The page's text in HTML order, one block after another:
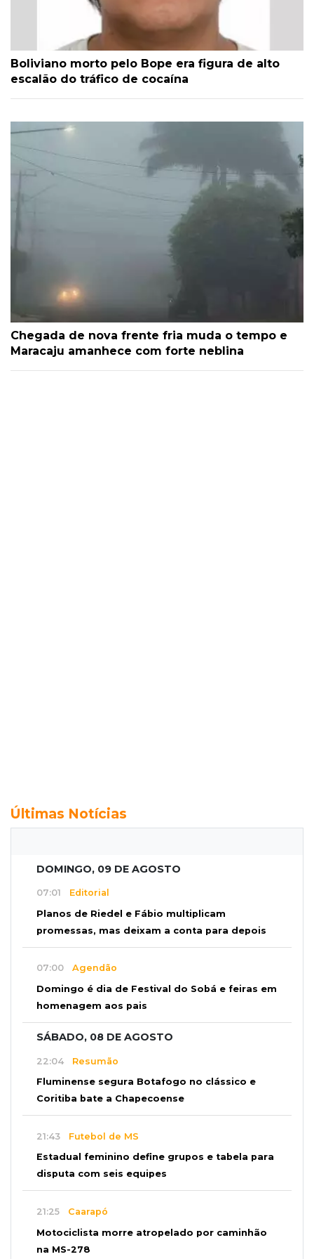
Boliviano morto pelo Bope era figura de alto
escalão do tráfico de cocaína
Chegada de nova frente fria muda o tempo e
Maracaju amanhece com forte neblina
Últimas Notícias
DOMINGO, 09 DE AGOSTO
07:01 Editorial
Planos de Riedel e Fábio multiplicam
promessas, mas deixam a conta para depois
07:00 Agendão
Domingo é dia de Festival do Sobá e feiras em
homenagem aos pais
SÁBADO, 08 DE AGOSTO
22:04 Resumão
Fluminense segura Botafogo no clássico e
Coritiba bate a Chapecoense
21:43 Futebol de MS
Estadual feminino define grupos e tabela para
disputa com seis equipes
21:25 Caarapó
Motociclista morre atropelado por caminhão
na MS-278